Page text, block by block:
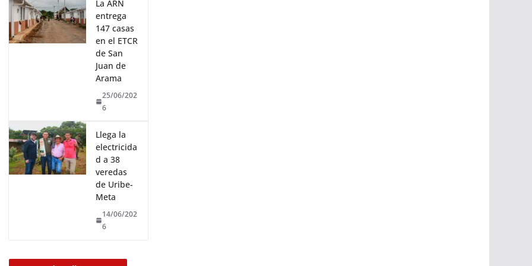
La ARN
entrega
147 casas
en el ETCR
de San
Juan de
Arama
25/06/202
6
Llega la
electricida
d a 38
veredas
de Uribe-
Meta
14/06/202
6